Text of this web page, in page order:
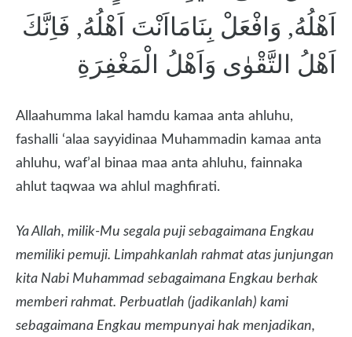
اَهْلُهُ, وَافْعَلْ بِنَامَااَنْتَ اَهْلُهُ, فَاِنَّكَ
اَهْلُ التَّقْوٰى وَاَهْلُ الْمَغْفِرَةِ
Allaahumma lakal hamdu kamaa anta ahluhu,
fashalli ‘alaa sayyidinaa Muhammadin kamaa anta
ahluhu, waf’al binaa maa anta ahluhu, fainnaka
ahlut taqwaa wa ahlul maghfirati.
Ya Allah, milik-Mu segala puji sebagaimana Engkau
memiliki pemuji. Limpahkanlah rahmat atas junjungan
kita Nabi Muhammad sebagaimana Engkau berhak
memberi rahmat. Perbuatlah (jadikanlah) kami
sebagaimana Engkau mempunyai hak menjadikan,